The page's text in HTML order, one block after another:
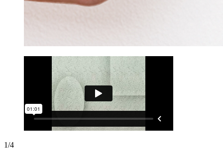
1/4